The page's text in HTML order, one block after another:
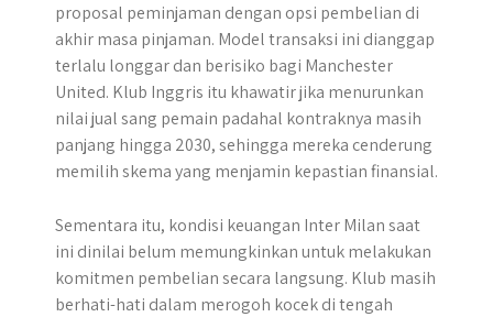
proposal peminjaman dengan opsi pembelian di
akhir masa pinjaman. Model transaksi ini dianggap
terlalu longgar dan berisiko bagi Manchester
United. Klub Inggris itu khawatir jika menurunkan
nilai jual sang pemain padahal kontraknya masih
panjang hingga 2030, sehingga mereka cenderung
memilih skema yang menjamin kepastian finansial.
Sementara itu, kondisi keuangan Inter Milan saat
ini dinilai belum memungkinkan untuk melakukan
komitmen pembelian secara langsung. Klub masih
berhati-hati dalam merogoh kocek di tengah